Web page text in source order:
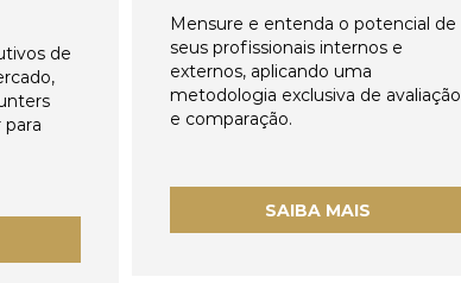
de
Mensure e entenda o potencial de
seus profissionais internos e
externos, aplicando uma
metodologia exclusiva de avaliação
e comparação.
SAIBA MAIS